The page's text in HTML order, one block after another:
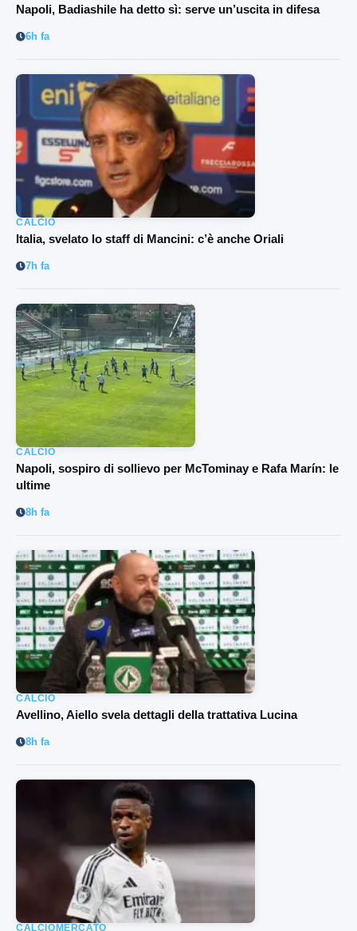
Napoli, Badiashile ha detto sì: serve un’uscita in difesa
6h fa
CALCIO
Italia, svelato lo staff di Mancini: c’è anche Oriali
7h fa
CALCIO
Napoli, sospiro di sollievo per McTominay e Rafa Marín: le
ultime
8h fa
CALCIO
Avellino, Aiello svela dettagli della trattativa Lucina
8h fa
CALCIOMERCATO